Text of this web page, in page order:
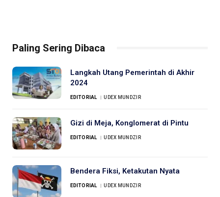
Paling Sering Dibaca
Langkah Utang Pemerintah di Akhir
2024
EDITORIAL UDEX MUNDZIR
Gizi di Meja, Konglomerat di Pintu
EDITORIAL UDEX MUNDZIR
Bendera Fiksi, Ketakutan Nyata
EDITORIAL UDEX MUNDZIR